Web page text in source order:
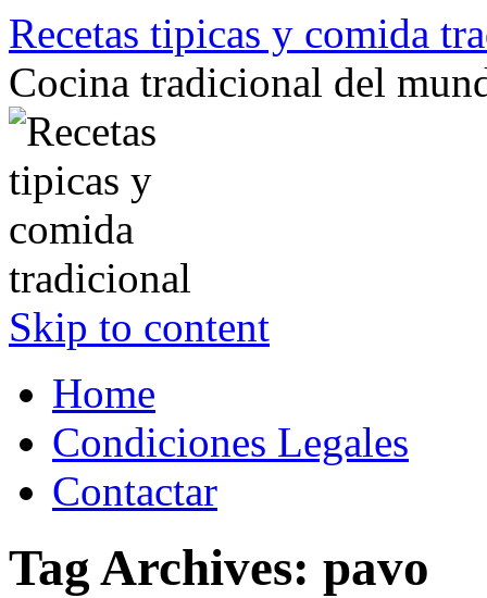
Recetas tipicas y comida
Cocina tradicional del
Skip to content
Home
Condiciones Legales
Contactar
Tag Archives: pavo